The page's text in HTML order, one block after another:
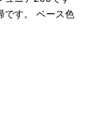
です。 ベース色